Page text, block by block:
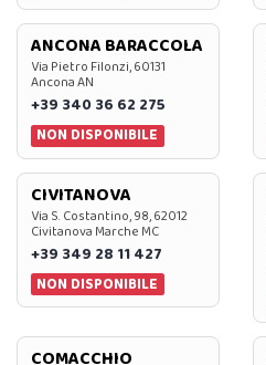
ANCONA BARACCOLA
Via Pietro Filonzi, 60131
Ancona AN
+39 340 36 62 275
NON DISPONIBILE
CIVITANOVA
Via S. Costantino, 98, 62012
Civitanova Marche MC
+39 349 28 11 427
NON DISPONIBILE
COMACCHIO